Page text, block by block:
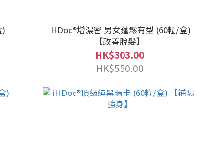
)
iHDoc®增濃密 男女蓬鬆有型 (60粒/盒)
【改善脫髮】
HK$303.00
HK$550.00